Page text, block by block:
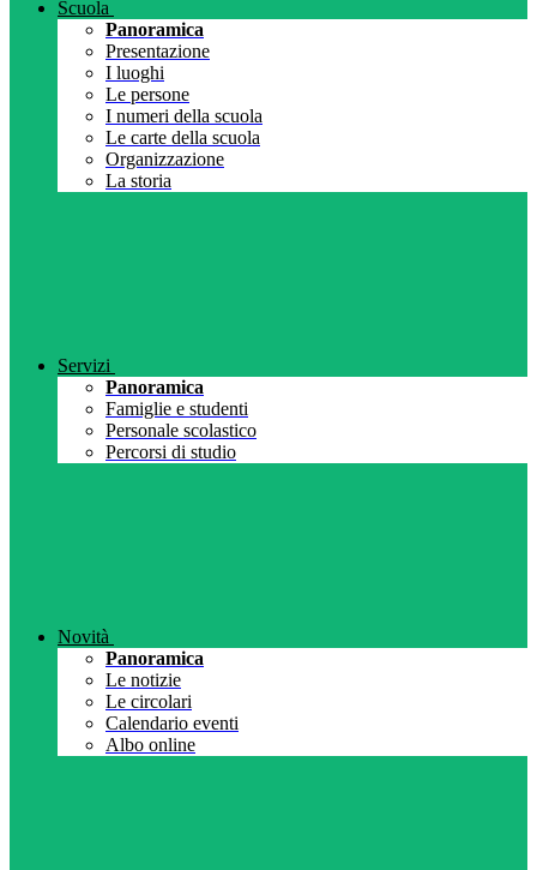
Scuola
Panoramica
Presentazione
I luoghi
Le persone
I numeri della scuola
Le carte della scuola
Organizzazione
La storia
Servizi
Panoramica
Famiglie e studenti
Personale scolastico
Percorsi di studio
Novità
Panoramica
Le notizie
Le circolari
Calendario eventi
Albo online